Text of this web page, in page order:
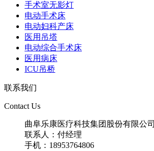
手术室无影灯
电动手术床
电动妇科产床
医用吊塔
电动综合手术床
医用病床
ICU吊桥
联系我们
Contact Us
曲阜乐康医疗科技集团股份有限公司
联系人：付经理
手机：18953764806